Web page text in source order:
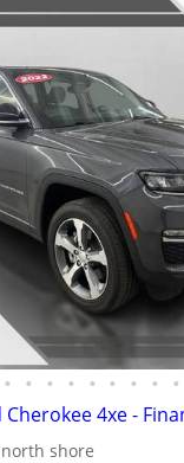
• • • • • • • • •
Cherokee 4xe -
north shore